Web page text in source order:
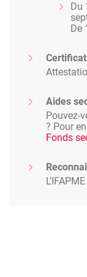
Du
De
Aides
Pouvez-
? Pour
Fonds
L'IFAPME